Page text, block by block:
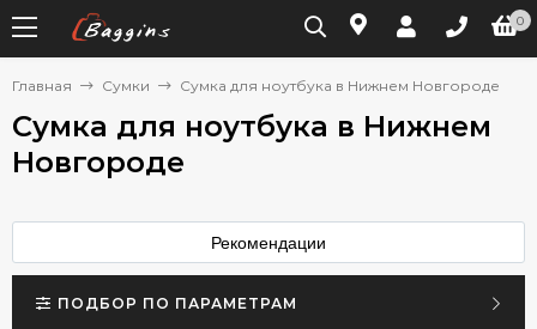
0
Главная Сумки Сумка для ноутбука в Нижнем Новгороде
Сумка для ноутбука в Нижнем
Новгороде
Рекомендации
ПОДБОР ПО ПАРАМЕТРАМ